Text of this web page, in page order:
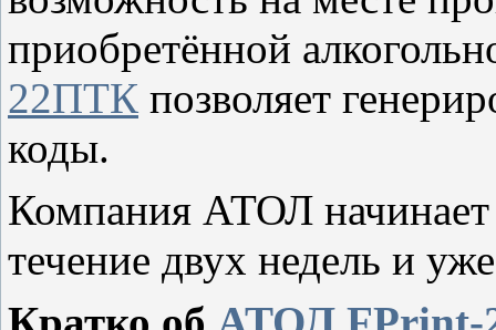
приобретённой
22ПТК позволяет
коды.
Компания АТОЛ
течение двух недель и